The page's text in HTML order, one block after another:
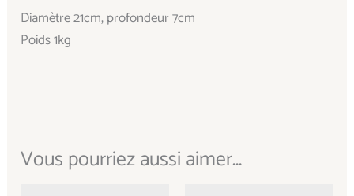
Diamètre 21cm, profondeur 7cm
Poids 1kg
Vous pourriez aussi aimer...